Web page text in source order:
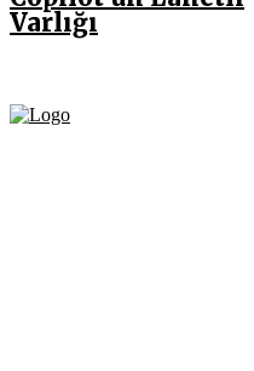
Varlığı